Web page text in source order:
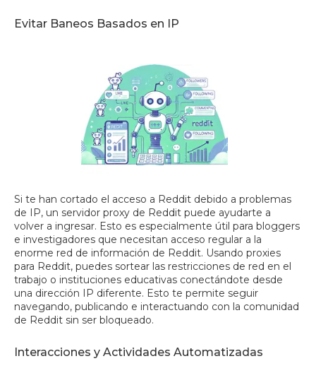
Evitar Baneos Basados en IP
Si te han cortado el acceso a Reddit debido a problemas
de IP, un servidor proxy de Reddit puede ayudarte a
volver a ingresar. Esto es especialmente útil para bloggers
e investigadores que necesitan acceso regular a la
enorme red de información de Reddit. Usando proxies
para Reddit, puedes sortear las restricciones de red en el
trabajo o instituciones educativas conectándote desde
una dirección IP diferente. Esto te permite seguir
navegando, publicando e interactuando con la comunidad
de Reddit sin ser bloqueado.
Interacciones y Actividades Automatizadas